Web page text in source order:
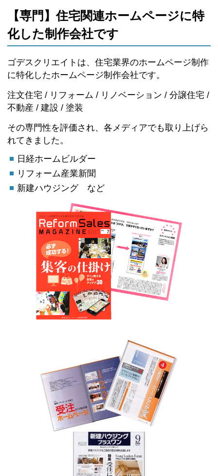
【専門】住宅関連ホームページに特
化した制作会社です
ゴデスクリエイトは、住宅業界のホームページ制作
に特化したホームページ制作会社です。
注文住宅 / リフォーム / リノベーション / 分譲住宅 /
不動産 / 建設 / 塗装
その専門性を評価され、各メディアでも取り上げら
れてきました。
日経ホームビルダー
リフォーム産業新聞
新建ハウジング など